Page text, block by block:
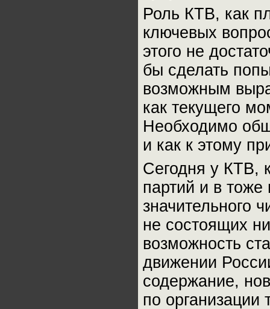
Роль КТВ, как
ключевых
этого не
бы сделать
возможным
как текущего
Необходимо
и как к этому
Сегодня у КТВ,
партий и в тоже
значительного
не состоящих
возможность
движении
содержание,
по организации